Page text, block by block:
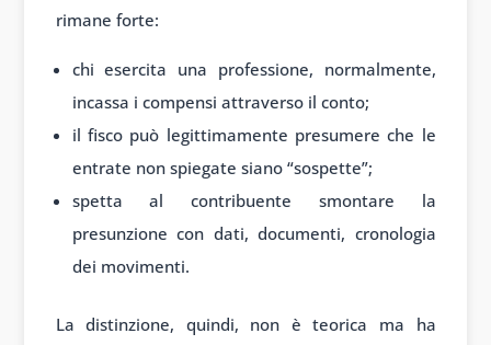
rimane forte:
chi esercita una professione, normalmente,
incassa i compensi attraverso il conto;
il fisco può legittimamente presumere che le
entrate non spiegate siano “sospette”;
spetta al contribuente smontare la
presunzione con dati, documenti, cronologia
dei movimenti.
La distinzione, quindi, non è teorica ma ha